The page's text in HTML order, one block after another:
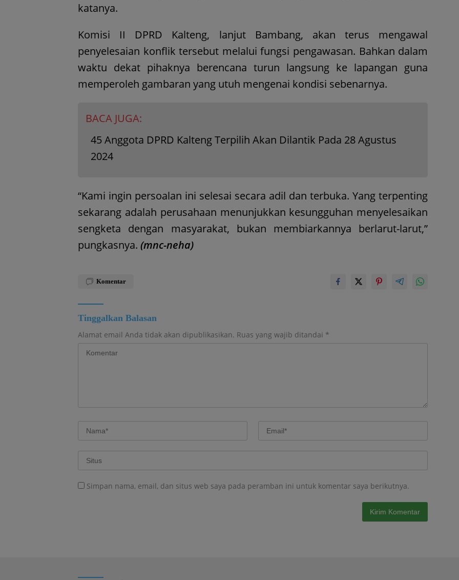
katanya.
Komisi II DPRD Kalteng, lanjut Bambang, akan terus mengawal
penyelesaian konflik tersebut melalui fungsi pengawasan. Bahkan dalam
waktu dekat pihaknya berencana turun langsung ke lapangan guna
memperoleh gambaran yang utuh mengenai kondisi sebenarnya.
BACA JUGA:
45 Anggota DPRD Kalteng Terpilih Akan Dilantik Pada 28 Agustus
2024
“Kami ingin persoalan ini selesai secara adil dan terbuka. Yang terpenting
sekarang adalah perusahaan menunjukkan kesungguhan menyelesaikan
sengketa dengan masyarakat, bukan membiarkannya berlarut-larut,”
pungkasnya. (mnc-neha)
Komentar
Tinggalkan Balasan
Alamat email Anda tidak akan dipublikasikan. Ruas yang wajib ditandai *
Simpan nama, email, dan situs web saya pada peramban ini untuk komentar saya berikutnya.